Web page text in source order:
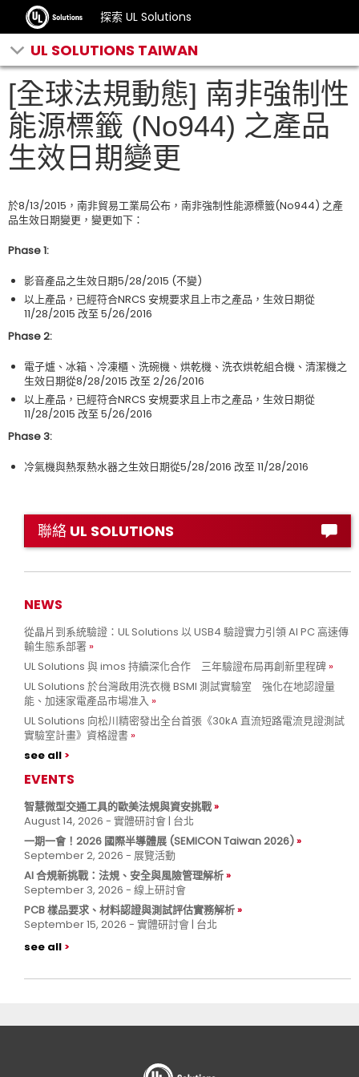
探索 UL Solutions
UL SOLUTIONS TAIWAN
[全球法規動態] 南非強制性
能源標籤 (No944) 之產品
生效日期變更
於8/13/2015，南非貿易工業局公布，南非強制性能源標籤(No944) 之產
品生效日期變更，變更如下：
Phase 1:
影音產品之生效日期5/28/2015 (不變)
以上產品，已經符合NRCS 安規要求且上市之產品，生效日期從
11/28/2015 改至 5/26/2016
Phase 2:
電子爐、冰箱、冷凍櫃、洗碗機、烘乾機、洗衣烘乾組合機、清潔機之
生效日期從8/28/2015 改至 2/26/2016
以上產品，已經符合NRCS 安規要求且上市之產品，生效日期從
11/28/2015 改至 5/26/2016
Phase 3:
冷氣機與熱泵熱水器之生效日期從5/28/2016 改至 11/28/2016
聯絡 UL SOLUTIONS
NEWS
從晶片到系統驗證：UL Solutions 以 USB4 驗證實力引領 AI PC 高速傳
輸生態系部署
UL Solutions 與 imos 持續深化合作 三年驗證布局再創新里程碑
UL Solutions 於台灣啟用洗衣機 BSMI 測試實驗室 強化在地認證量
能、加速家電產品市場准入
UL Solutions 向松川精密發出全台首張《30kA 直流短路電流見證測試
實驗室計畫》資格證書
see all
EVENTS
智慧微型交通工具的歐美法規與資安挑戰
August 14, 2026 - 實體研討會 | 台北
一期一會！2026 國際半導體展 (SEMICON Taiwan 2026)
September 2, 2026 - 展覽活動
AI 合規新挑戰：法規、安全與風險管理解析
September 3, 2026 - 線上研討會
PCB 樣品要求、材料認證與測試評估實務解析
September 15, 2026 - 實體研討會 | 台北
see all